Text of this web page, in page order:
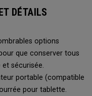
DÉTAILS
options
que conserver tous
sécurisée.
portable (compatible
pour tablette.